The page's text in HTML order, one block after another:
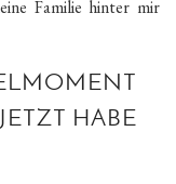
Familie hinter mir
HABE